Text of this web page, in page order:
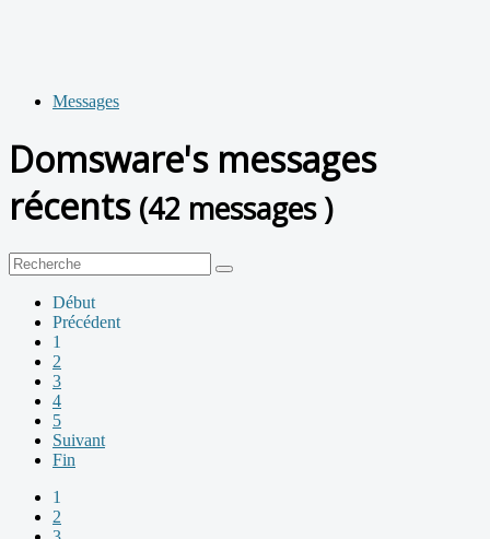
Messages
Domsware's messages
récents (42 messages )
Début
Précédent
1
2
3
4
5
Suivant
Fin
1
2